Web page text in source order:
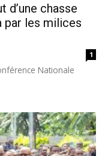
d’une chasse
par les milices
1
Nationale